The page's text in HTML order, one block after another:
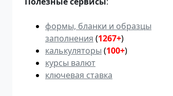
формы, бланки и образцы
заполнения (1267+)
калькуляторы (100+)
курсы валют
ключевая ставка